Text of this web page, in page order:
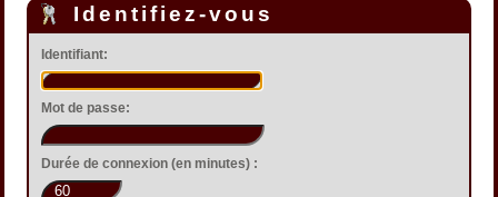
Identifiez-vous
Identifiant:
Mot de passe:
Durée de connexion (en minutes) :